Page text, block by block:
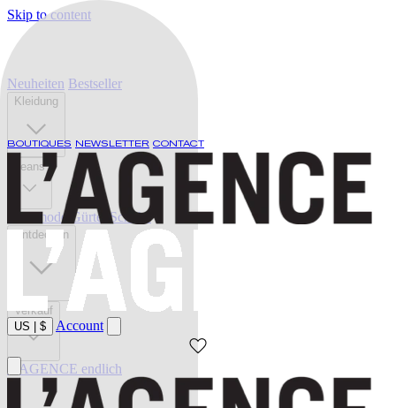
Skip to content
BOUTIQUES NEWSLETTER CONTACT
US $ Account
Neuheiten Bestseller
Kleidung
Jeans
Bademode Gürtel Schuhe
Entdecken
Verkauf
L'AGENCE endlich